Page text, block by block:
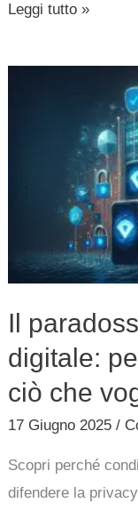
Leggi tutto »
Il
digitale:
ciò che
17 Giugno 2025/
Scopri perché
difendere la
condividiamo
ciò
vogliamo
proteggere